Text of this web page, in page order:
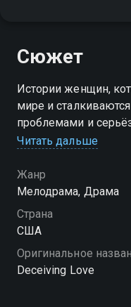
Сюжет
Истории женщин,
мире и
проблемами и
домашнего насилия
Читать дальше
Жанр
Мелодрама, Драма
Страна
США
Оригинальное
Deceiving Love